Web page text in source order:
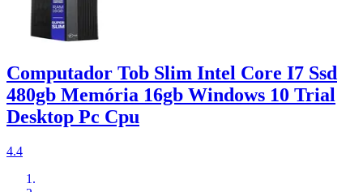
Computador Tob Slim Intel Core I7 Ssd
480gb Memória 16gb Windows 10 Trial
Desktop Pc Cpu
4.4